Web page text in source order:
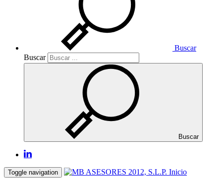
Buscar
Buscar
Buscar
Toggle navigation Inicio